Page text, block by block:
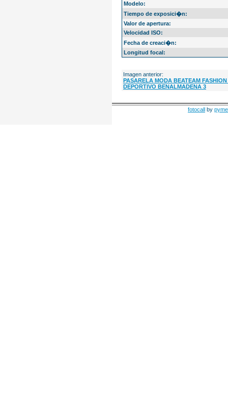
Modelo:
Tiempo de exposici�n:
Valor de apertura:
Velocidad ISO:
Fecha de creaci�n:
Longitud focal:
Imagen anterior:
PASARELA MODA BEATEAM
DEPORTIVO BENALMADENA 3
fotocall by